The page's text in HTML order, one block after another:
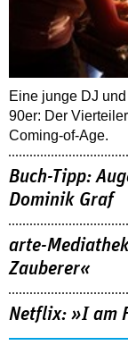
Eine junge DJ
90er: Der
Coming-of-Age.
Buch-Tipp:
Dominik Graf
arte-
Zauberer«
Netflix: »I am